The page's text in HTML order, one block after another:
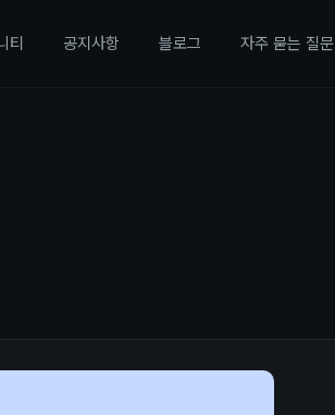
티 공지사항 블로그 자주 묻는 질문